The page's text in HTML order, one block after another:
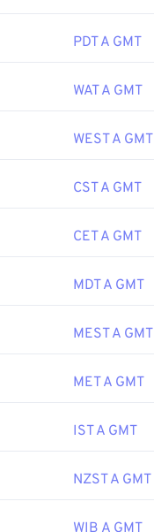
PDT A GMT
WAT A GMT
WEST A GMT
CST A GMT
CET A GMT
MDT A GMT
MEST A GMT
MET A GMT
IST A GMT
NZST A GMT
WIB A GMT